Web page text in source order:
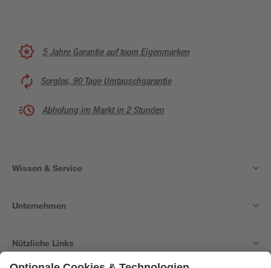
5 Jahre Garantie auf toom Eigenmarken
Sorglos, 90 Tage Umtauschgarantie
Abholung im Markt in 2 Stunden
Wissen & Service
Unternehmen
Nützliche Links